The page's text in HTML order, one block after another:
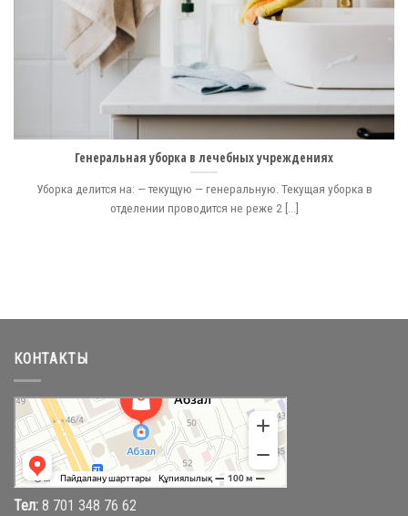
Генеральная уборка в лечебных учреждениях
Уборка делится на: — текущую — генеральную. Текущая уборка в
отделении проводится не реже 2 [...]
КОНТАКТЫ
Абзал
Торговый центр в Караганде
Магазин одежды в Караганде
Тел: 8 701 348 76 62